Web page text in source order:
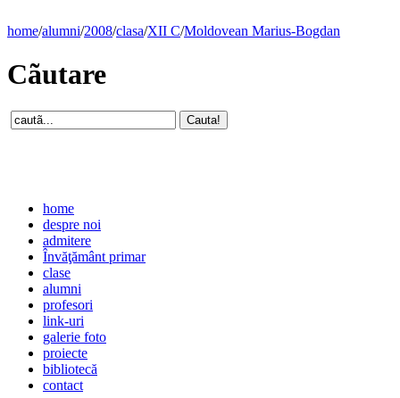
home/alumni/2008/clasa/XII C/Moldovean Marius-Bogdan
Cãutare
home
despre noi
admitere
Învăţământ primar
clase
alumni
profesori
link-uri
galerie foto
proiecte
bibliotecă
contact